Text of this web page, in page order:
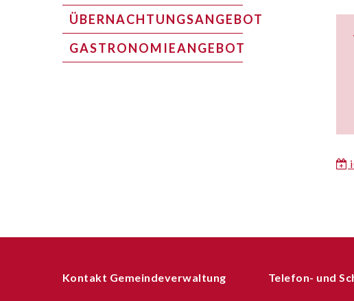
ÜBERNACHTUNGSANGEBOT
GASTRONOMIEANGEBOT
Kontakt Gemeindeverwaltung Telefon- und